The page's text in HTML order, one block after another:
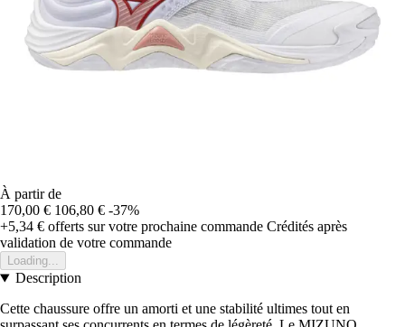
À partir de
170,00 € 106,80 € -37%
+5,34 € offerts sur votre prochaine commande Crédités après
validation de votre commande
Loading...
Description
Cette chaussure offre un amorti et une stabilité ultimes tout en